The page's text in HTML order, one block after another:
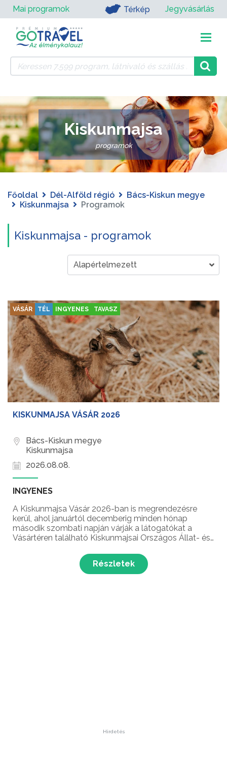
Mai programok Térkép Jegyvásárlás
Kiskunmajsa
programok
Főoldal Dél-Alföld régió
Bács-Kiskun megye
Kiskunmajsa
Programok
Kiskunmajsa - programok
VÁSÁR TÉL INGYENES TAVASZ
KISKUNMAJSA VÁSÁR 2026
Bács-Kiskun megye
Kiskunmajsa
2026.08.08.
INGYENES
A Kiskunmajsa Vásár 2026-ban is megrendezésre
kerül, ahol januártól decemberig minden hónap
második szombati napján várják a látogatókat a
Vásártéren található Kiskunmajsai Országos Állat- és
alkalommal 1837-ben rendezték meg, amikor
Kiskunmajsa megkapta a...Részletek
Hirdetés